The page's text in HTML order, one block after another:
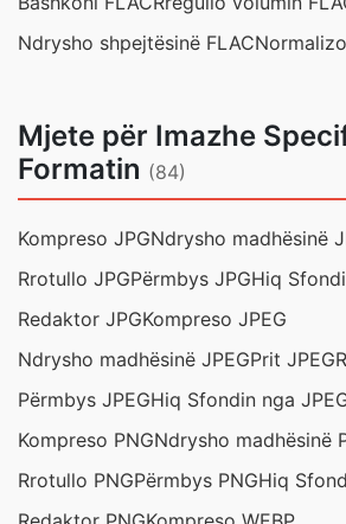
Ndrysho shpejtësinë FLAC
Mjete për Imazhe
Formatin (84)
Kompreso JPGNdrysho madhësinë
Rrotullo JPGPërmbys JPGHiq
Redaktor JPGKompreso JPEG
Ndrysho madhësinë JPEGPrit JPEG
Përmbys JPEGHiq Sfondin nga
Kompreso PNGNdrysho madhësinë
Rrotullo PNGPërmbys PNGHiq